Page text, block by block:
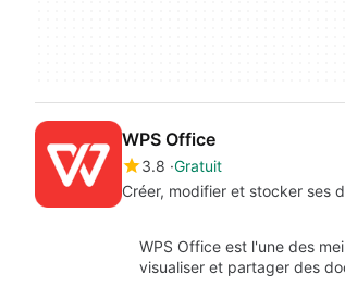
WPS Office
3.8 Gratuit
Créer, modifier et stocker ses
WPS Office est l'une des
visualiser et partager des